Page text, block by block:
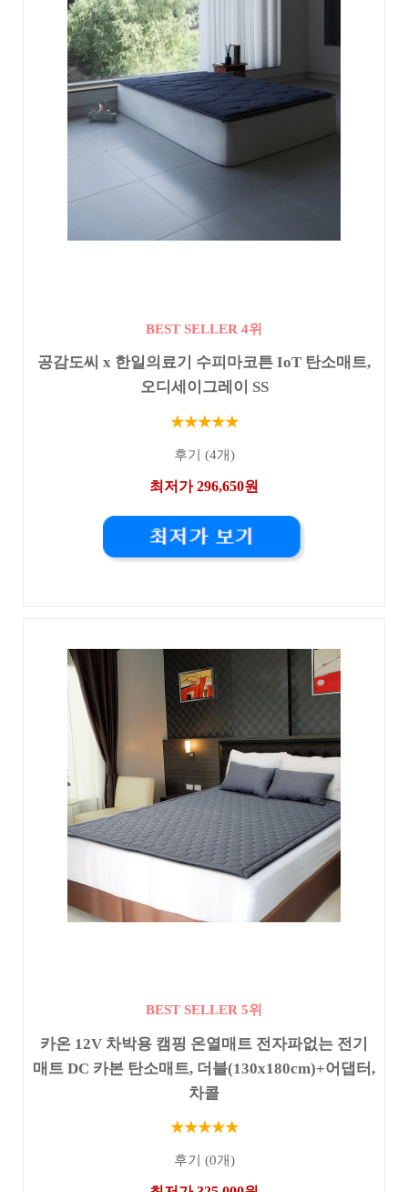
BEST SELLER 4위
공감도씨 x 한일의료기 수피마코튼 IoT 탄소매트,
오디세이그레이 SS
★★★★★
후기 (4개)
최저가 296,650원
BEST SELLER 5위
카온 12V 차박용 캠핑 온열매트 전자파없는 전기
매트 DC 카본 탄소매트, 더블(130x180cm)+어댑터,
차콜
★★★★★
후기 (0개)